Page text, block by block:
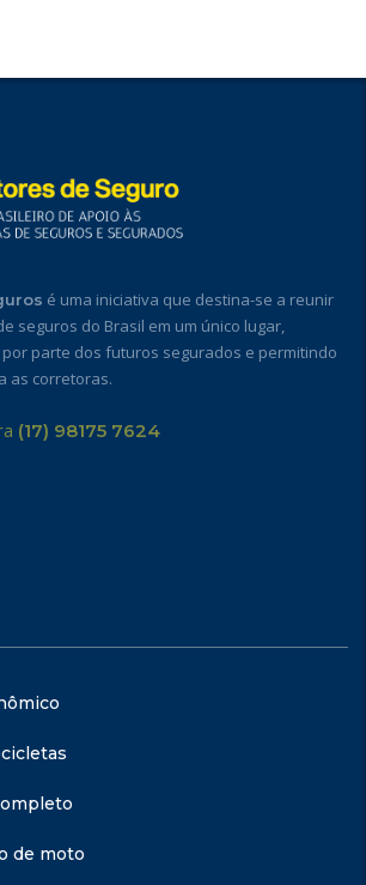
é uma iniciativa que destina-se a reunir
seguros do Brasil em um único lugar,
parte dos futuros segurados e permitindo
as corretoras.
(17) 98175 7624
de moto